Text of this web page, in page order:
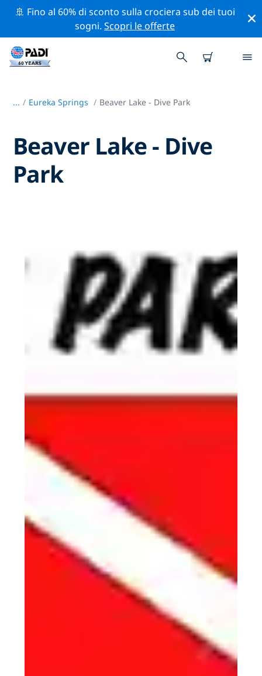
🚢 Fino al 60% di sconto sulla crociera sub dei tuoi
sogni.Scopri le offerte
... / Eureka Springs Beaver Lake - Dive Park
Beaver Lake - Dive
Park